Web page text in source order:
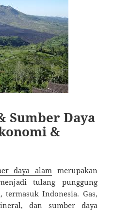
Sumber Daya
&
daya alam merupakan
tulang punggung
termasuk Indonesia. Gas,
dan sumber daya